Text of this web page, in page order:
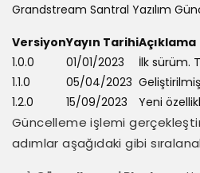
Grandstream Santral Yazılım
VersiyonYayın TarihiAçıklama
1.0.0
01/01/2023
İlk sürüm.
1.1.0
05/04/2023
1.2.0
15/09/2023 Yeni
Güncelleme işlemi
adımlar aşağıdaki gibi